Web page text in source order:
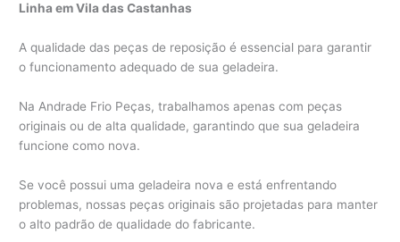
Linha em Vila das Castanhas
A qualidade das peças de reposição é essencial para garantir
o funcionamento adequado de sua geladeira.
Na Andrade Frio Peças, trabalhamos apenas com peças
originais ou de alta qualidade, garantindo que sua geladeira
funcione como nova.
Se você possui uma geladeira nova e está enfrentando
problemas, nossas peças originais são projetadas para manter
o alto padrão de qualidade do fabricante.